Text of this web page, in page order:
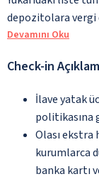
depozitolara
Devamını Oku
Check-in
İlave yatak
politikasına
Olası
kurumlarca
banka kartı